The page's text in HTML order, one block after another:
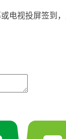
电视投屏签到